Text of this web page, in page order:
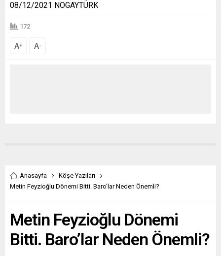
08/12/2021 NOGAYTÜRK
172
A+ A-
Anasayfa
Köşe Yazıları
Metin Feyzioğlu Dönemi Bitti. Baro’lar Neden Önemli?
Metin Feyzioğlu Dönemi
Bitti. Baro’lar Neden Önemli?